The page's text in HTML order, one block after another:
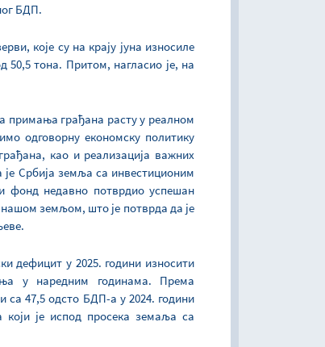
БДП.
које су на крају јуна износиле
50,5 тона. Притом, нагласио је, на
примања грађана расту у реалном
одговорну економску политику
као и реализација важних
Србија земља са инвестиционим
фонд недавно потврдио успешан
земљом, што је потврда да је
дефицит у 2025. години износити
у наредним годинама. Према
са 47,5 одсто БДП-а у 2024. години
који је испод просека земаља са